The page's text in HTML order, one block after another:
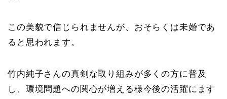
この美貌で信じられませんが、おそらくは未婚であ
ると思われます。
竹内純子さんの真剣な取り組みが多くの方に普及
し、環境問題への関心が増える様今後の活躍にます